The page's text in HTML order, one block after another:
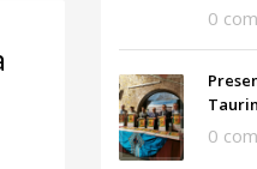
0
0